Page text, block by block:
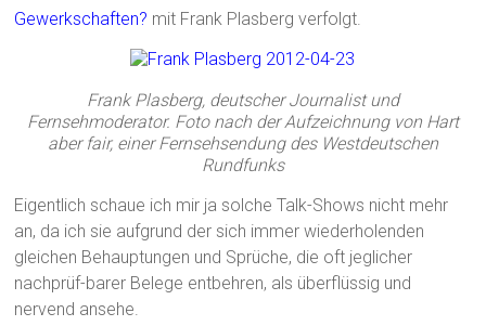
Gewerkschaften? mit Frank Plasberg verfolgt.
Frank Plasberg, deutscher Journalist und
Fernsehmoderator. Foto nach der Aufzeichnung von Hart
aber fair, einer Fernsehsendung des Westdeutschen
Rundfunks
Eigentlich schaue ich mir ja solche Talk-Shows nicht mehr
an, da ich sie aufgrund der sich immer wiederholenden
gleichen Behauptungen und Sprüche, die oft jeglicher
nachprüf-barer Belege entbehren, als überflüssig und
nervend ansehe.